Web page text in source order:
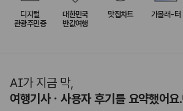
디지털
관광주민증
대한민국
반값여행
맛집차트 가볼래-터
AI가 지금 막,
여행기사ㆍ사용자 후기를 요약했어요.